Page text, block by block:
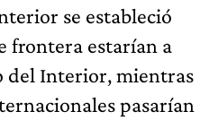
se estableció
frontera estarían a
del Interior, mientras
pasarían